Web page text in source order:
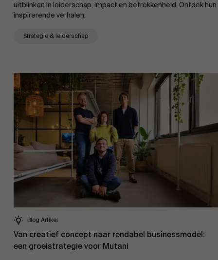
uitblinken in leiderschap, impact en betrokkenheid. Ontdek hun
inspirerende verhalen.
Strategie & leiderschap
Blog Artikel
Van creatief concept naar rendabel businessmodel:
een groeistrategie voor Mutani